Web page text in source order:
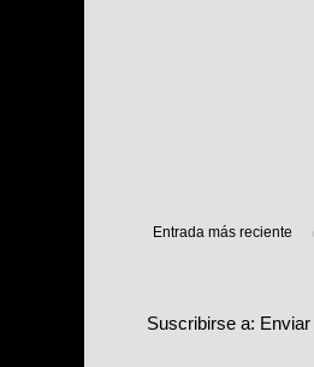
Entrada más reciente
Suscribirse a: